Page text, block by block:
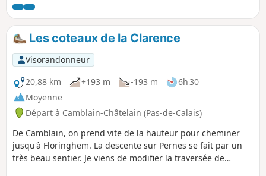
chemins boisée avec quelques montées sans
difficultés.
Les coteaux de la Clarence
Visorandonneur
20,88 km
+193 m -193 m
6h 30
Moyenne
Départ à Camblain-Châtelain (Pas-de-Calais)
De Camblain, on prend vite de la hauteur pour cheminer
jusqu'à Floringhem. La descente sur Pernes se fait par un
très beau sentier. Je viens de modifier la traversée de